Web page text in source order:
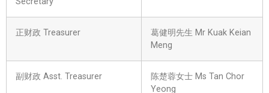
正财政 Treasurer
葛健明先生 Mr Kuak Keian
Meng
副财政 Asst. Treasurer
陈楚蓉女士 Ms Tan Chor
Yeong